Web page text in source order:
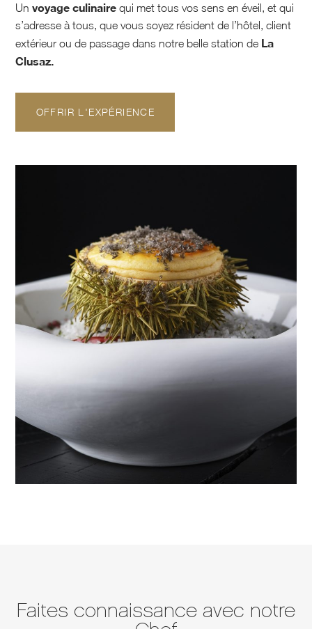
Un voyage culinaire qui met tous vos sens en éveil, et qui
s’adresse à tous, que vous soyez résident de l’hôtel, client
extérieur ou de passage dans notre belle station de La
Clusaz.
OFFRIR L'EXPÉRIENCE
Faites connaissance avec notre